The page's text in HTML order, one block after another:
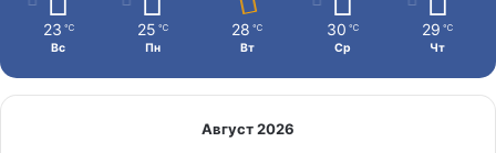
23 ℃
Вс
25 ℃
Пн
28 ℃
Вт
30 ℃
Ср
29 ℃
Чт
Август 2026